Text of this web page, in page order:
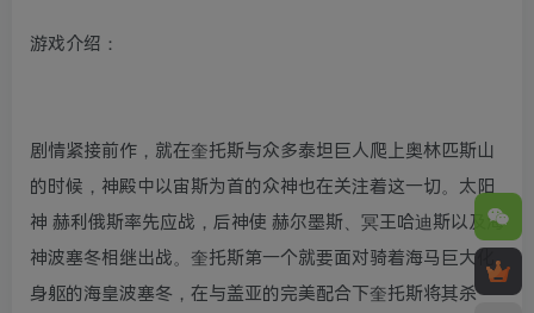
游戏介绍：
剧情紧接前作，就在奎托斯与众多泰坦巨人爬上奥林匹斯山
的时候，神殿中以宙斯为首的众神也在关注着这一切。太阳
神 赫利俄斯率先应战，后神使 赫尔墨斯、冥王哈迪斯以及海
神波塞冬相继出战。奎托斯第一个就要面对骑着海马巨大化
身躯的海皇波塞冬，在与盖亚的完美配合下奎托斯将其杀